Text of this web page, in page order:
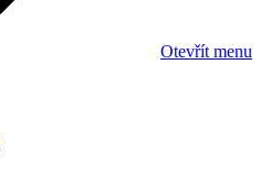
Otevřít menu